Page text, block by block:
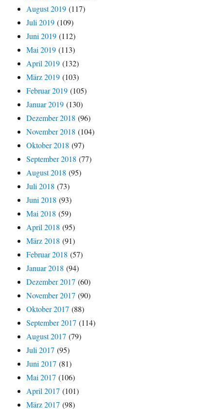
August 2019 (117)
Juli 2019 (109)
Juni 2019 (112)
Mai 2019 (113)
April 2019 (132)
März 2019 (103)
Februar 2019 (105)
Januar 2019 (130)
Dezember 2018 (96)
November 2018 (104)
Oktober 2018 (97)
September 2018 (77)
August 2018 (95)
Juli 2018 (73)
Juni 2018 (93)
Mai 2018 (59)
April 2018 (95)
März 2018 (91)
Februar 2018 (57)
Januar 2018 (94)
Dezember 2017 (60)
November 2017 (90)
Oktober 2017 (88)
September 2017 (114)
August 2017 (79)
Juli 2017 (95)
Juni 2017 (81)
Mai 2017 (106)
April 2017 (101)
März 2017 (98)